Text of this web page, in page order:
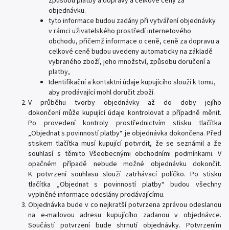
objednávku.
tyto informace budou zadány při vytváření objednávky
v rámci uživatelského prostředí internetového
obchodu, přičemž informace o ceně, ceně za dopravu a
celkové ceně budou uvedeny automaticky na základě
vybraného zboží, jeho množství, způsobu doručení a
platby,
Identifikační a kontaktní údaje kupujícího slouží k tomu,
aby prodávající mohl doručit zboží.
V průběhu tvorby objednávky až do doby jejího
dokončení může kupující údaje kontrolovat a případně měnit.
Po provedení kontroly prostřednictvím stisku tlačítka
„Objednat s povinností platby“ je objednávka dokončena. Před
stiskem tlačítka musí kupující potvrdit, že se seznámil a že
souhlasí s těmito Všeobecnými obchodními podmínkami. V
opačném případě nebude možné objednávku dokončit.
K potvrzení souhlasu slouží zatrhávací políčko. Po stisku
tlačítka „Objednat s povinností platby“ budou všechny
vyplněné informace odeslány prodávajícímu.
Objednávka bude v co nejkratší potvrzena zprávou odeslanou
na e-mailovou adresu kupujícího zadanou v objednávce.
Součástí potvrzení bude shrnutí objednávky. Potvrzením